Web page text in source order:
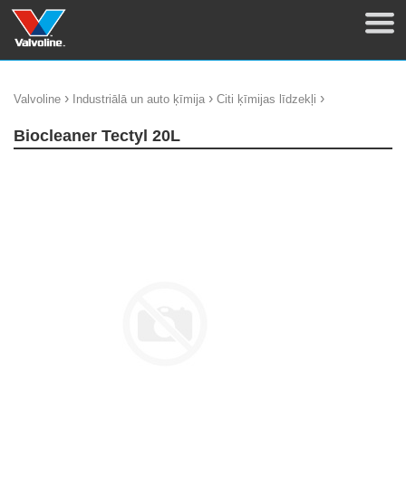
Valvoline › Industriālā un auto ķīmija › Citi ķīmijas līdzekļi ›
Biocleaner Tectyl 20L